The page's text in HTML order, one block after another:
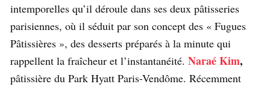
intemporelles qu’il déroule dans ses deux pâtisseries
parisiennes, où il séduit par son concept des « Fugues
Pâtissières », des desserts préparés à la minute qui
rappellent la fraîcheur et l’instantanéité. Naraé Kim,
pâtissière du Park Hyatt Paris-Vendôme. Récemment